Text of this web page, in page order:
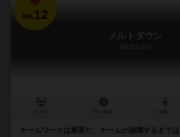
No.12
メルトダウン
Meltdown
チームワークは重要だ、チームが崩壊するまでは